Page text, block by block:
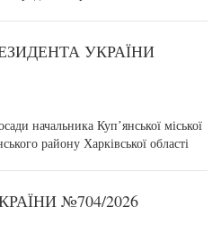
УКРАЇНИ
начальника Купʼянської міської
району Харківської області
№704/2026